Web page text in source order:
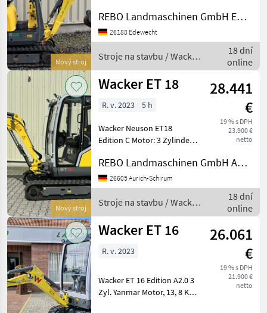
Nový stroj
Schnellwechsler MS01 Incl.
Tiefenlöffel 250mm Incl.
Tiefenlöffel 400 mm Incl.
Grabenräumlöffel 700 mm
REBO Landmaschinen GmbH Edewecht
26188 Edewecht
Stroje na stavbu / Wacker
Neuson
18 dní
online
Nový stroj
Wacker ET 18
28.441
€
19 % s DPH
23.900 €
netto
R. v. 2023 5 h
Wacker Neuson ET18
Edition C Motor: 3 Zylinder
Kraftstofftank: 24 l, 2
Fahrbereiche, Handgas,
Geschwindigkeit: 5, 3 km/h,
Kabine mit Lüftung und
REBO Landmaschinen GmbH Aurich-Schirum
26605 Aurich-Schirum
Stroje na stavbu / Wacker
Neuson
18 dní
online
Wacker ET 16
26.061
€
19 % s DPH
21.900 €
netto
R. v. 2023
Wacker ET 16 Edition A2.0 3
Zyl. Yanmar Motor, 13, 8 KW